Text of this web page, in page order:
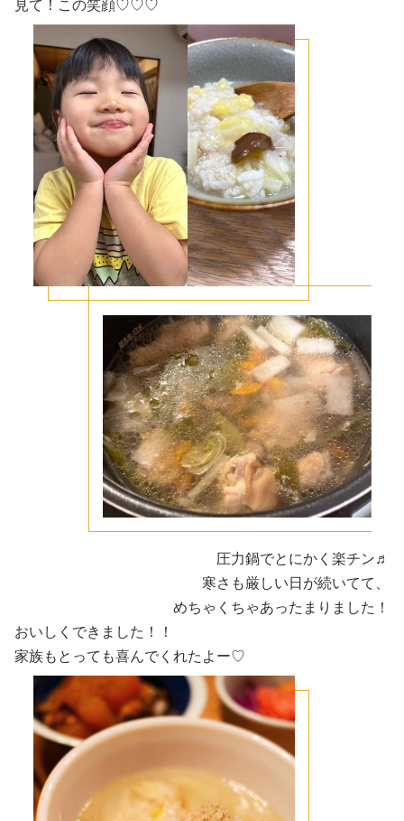
見て！この笑顔♡♡♡
圧力鍋でとにかく楽チン♬
寒さも厳しい日が続いてて、
めちゃくちゃあったまりました！
おいしくできました！！
家族もとっても喜んでくれたよー♡